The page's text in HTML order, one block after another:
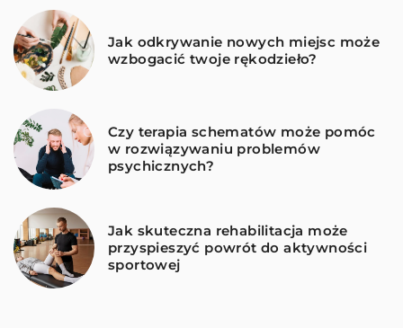
Jak odkrywanie nowych miejsc może
wzbogacić twoje rękodzieło?
Czy terapia schematów może pomóc
w rozwiązywaniu problemów
psychicznych?
Jak skuteczna rehabilitacja może
przyspieszyć powrót do aktywności
sportowej